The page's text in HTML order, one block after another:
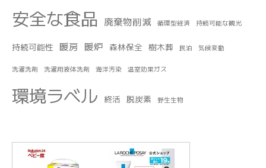
安全な食品 廃棄物削減 循環型経済 持続可能な観光
持続可能性 暖房 暖炉 森林保全 樹木葬 民泊 気候変動
洗濯洗剤 洗濯用液体洗剤 海洋汚染 温室効果ガス
環境ラベル 終活 脱炭素 野生生物